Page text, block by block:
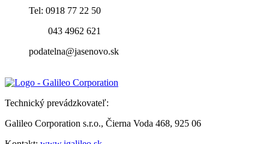
Tel: 0918 77 22 50
043 4962 621
podatelna@jasenovo.sk
Technický prevádzkovateľ:
Galileo Corporation s.r.o., Čierna Voda 468, 925 06